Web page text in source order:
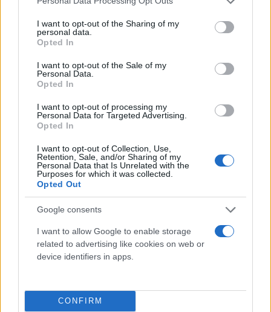
not limited to your visit or usage behaviour. You may click to
grant or deny consent to Google and its third-party tags to
use your data for below specified purposes in below Google
consent section.
I want to opt-out of the Sharing of my
personal data.
Opted In
I want to opt-out of the Sale of my
Personal Data.
Opted In
I want to opt-out of processing my
Personal Data for Targeted Advertising.
Opted In
I want to opt-out of Collection, Use,
Retention, Sale, and/or Sharing of my
Personal Data that Is Unrelated with the
Purposes for which it was collected.
Opted Out
Google consents
I want to allow Google to enable storage
related to advertising like cookies on web or
device identifiers in apps.
CONFIRM
Είναι λίγο καραμέλα. Το να πηγαίνουμε στα Final
Four ήταν θαύμα που πήγαμε τα πρώτα χρόνια. Με
τέτοιο budget που πηγαίναμε τα προηγούμενα
χρόνια με μεγάλες νίκες μέσα στη Μαδρίτη, με
Four στην Ελλάδα κι ας γίνει και στο ΟΑΚΑ. Και
είδατε κερδίσαμε, είμαστε πρωταθλητές.
Συγχαρητήρια σε όλη την ομάδα».
Για τους έντονους πανηγυρισμούς: «Είχαν γίνει
πολλά, είχαμε συζητήσεις προσωπικές. Ο
Ολυμπιακός είναι ομάδα, αλλά η περίπτωση του
Φουρνιέ είναι η απόδειξη ότι ο αθλητισμός είναι
μια διαδρομή. Ο Φουρνιέ ήταν στο Παρίσι το 2010
που ήταν μέσα στους Ολυμπιακούς και στο
παίξει γι’ αυτή την ομάδα. Δεν είναι ότι κάτι θα
χάσεις. Δικαιώθηκε όλη η ομάδα, όλος ο